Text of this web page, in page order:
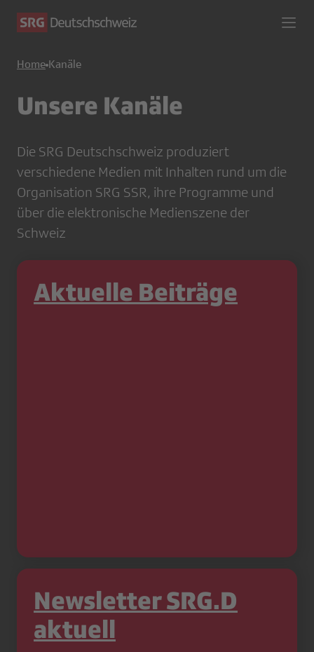
Home Kanäle
Unsere Kanäle
Die SRG Deutschschweiz produziert
verschiedene Medien mit Inhalten rund um die
Organisation SRG SSR, ihre Programme und
über die elektronische Medienszene der
Schweiz
Aktuelle Beiträge
Newsletter SRG.D
aktuell